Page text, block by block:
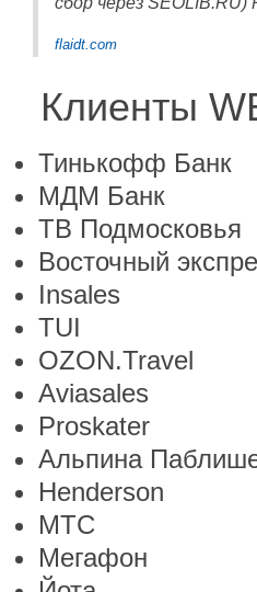
flaidt.com
Клиенты
Тинькофф Банк
МДМ Банк
ТВ Подмосковья
Восточный
Insales
TUI
OZON.Travel
Aviasales
Proskater
Альпина
Henderson
МТС
Мегафон